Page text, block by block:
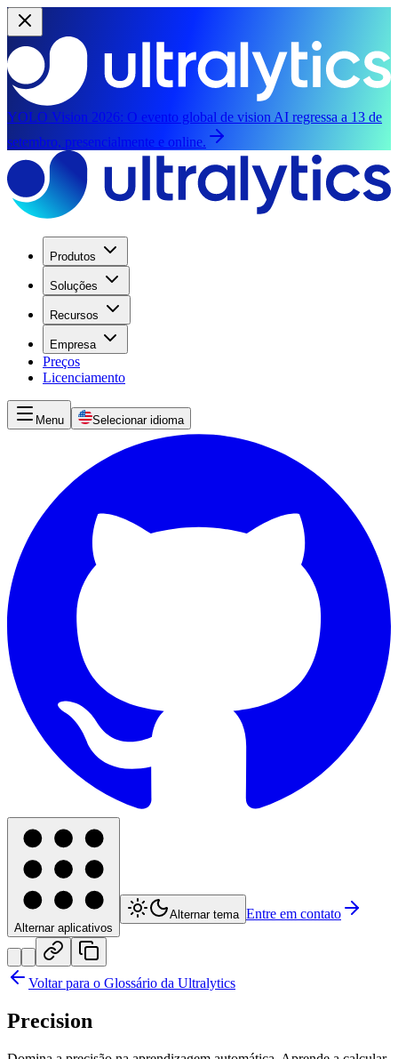
YOLO Vision 2026: O evento global de vision AI regressa a 13 de
setembro, presencialmente e online.
Produtos
Soluções
Recursos
Empresa
Preços
Licenciamento
Menu Selecionar idioma
Alternar aplicativos
Alternar tema Entre em contato
Voltar para o Glossário da Ultralytics
Precision